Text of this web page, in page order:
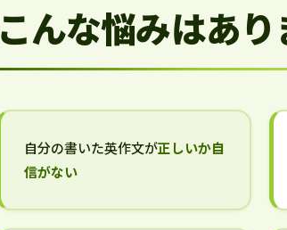
こんな悩みはあり
自分の書いた英作文が正しいか自
信がない